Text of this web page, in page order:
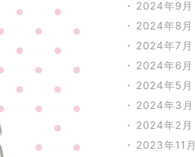
2024年9月
2024年8月
2024年7月
2024年6月
2024年5月
2024年3月
2024年2月
2023年11月